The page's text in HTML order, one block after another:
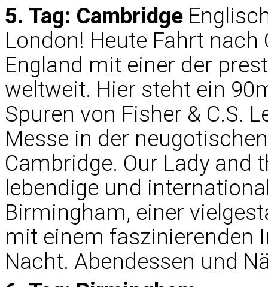
5. Tag: Cambridge
London! Heute Fahrt
England mit einer der
weltweit. Hier steht ein
Spuren von Fisher & C.S.
Messe in der
Cambridge. Our Lady and
lebendige und
Birmingham, einer
mit einem faszinierenden
Nacht. Abendessen und